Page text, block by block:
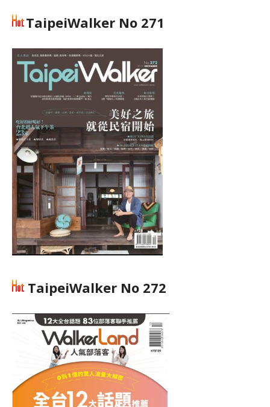
TaipeiWalker No 271
TaipeiWalker No 272